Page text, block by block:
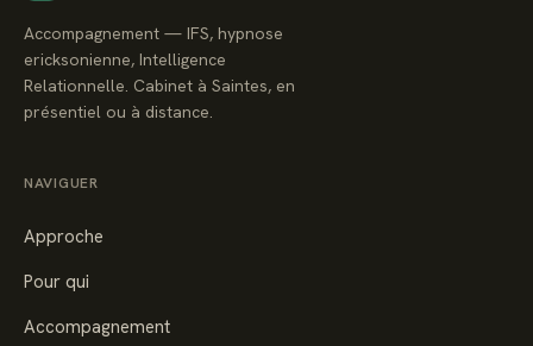
Accompagnement — IFS, hypnose
ericksonienne, Intelligence
Relationnelle. Cabinet à Saintes, en
présentiel ou à distance.
NAVIGUER
Approche
Pour qui
Accompagnement